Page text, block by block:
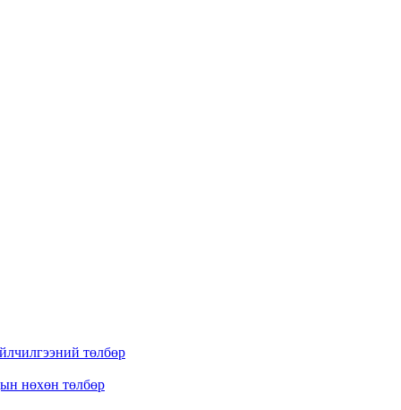
төлбөр
нөхөн төлбөр